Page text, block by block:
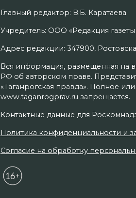
Главный редактор: В.Б. Каратаева.
Учредитель: ООО «Редакция газеты
Адрес редакции: 347900,
Вся информация, размещенная на
РФ об авторском праве.
«Таганрогская правда». Полное
www.taganrogprav.ru запрещается.
Контактные данные для
Политика конфиденциальности и
Согласие на обработку